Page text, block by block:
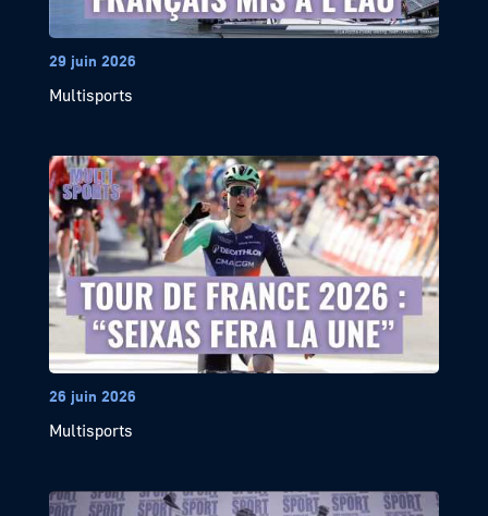
29 juin 2026
Multisports
26 juin 2026
Multisports